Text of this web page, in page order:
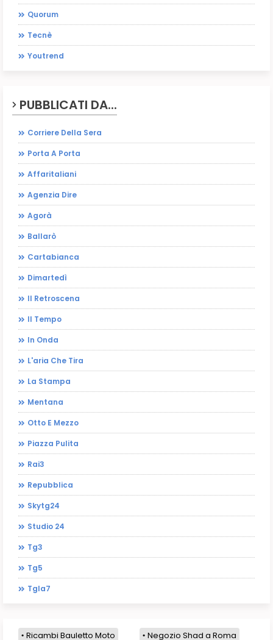
Quorum
Tecnè
Youtrend
PUBBLICATI DA...
Corriere Della Sera
Porta A Porta
Affaritaliani
Agenzia Dire
Agorà
Ballarò
Cartabianca
Dimartedì
Il Retroscena
Il Tempo
In Onda
L'aria Che Tira
La Stampa
Mentana
Otto E Mezzo
Piazza Pulita
Rai3
Repubblica
Skytg24
Studio 24
Tg3
Tg5
Tgla7
Ricambi Bauletto Moto
Negozio Shad a Roma